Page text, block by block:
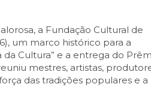
a Fundação Cultural de
um marco histórico para a
da Cultura” e a entrega do
mestres, artistas,
das tradições populares e a